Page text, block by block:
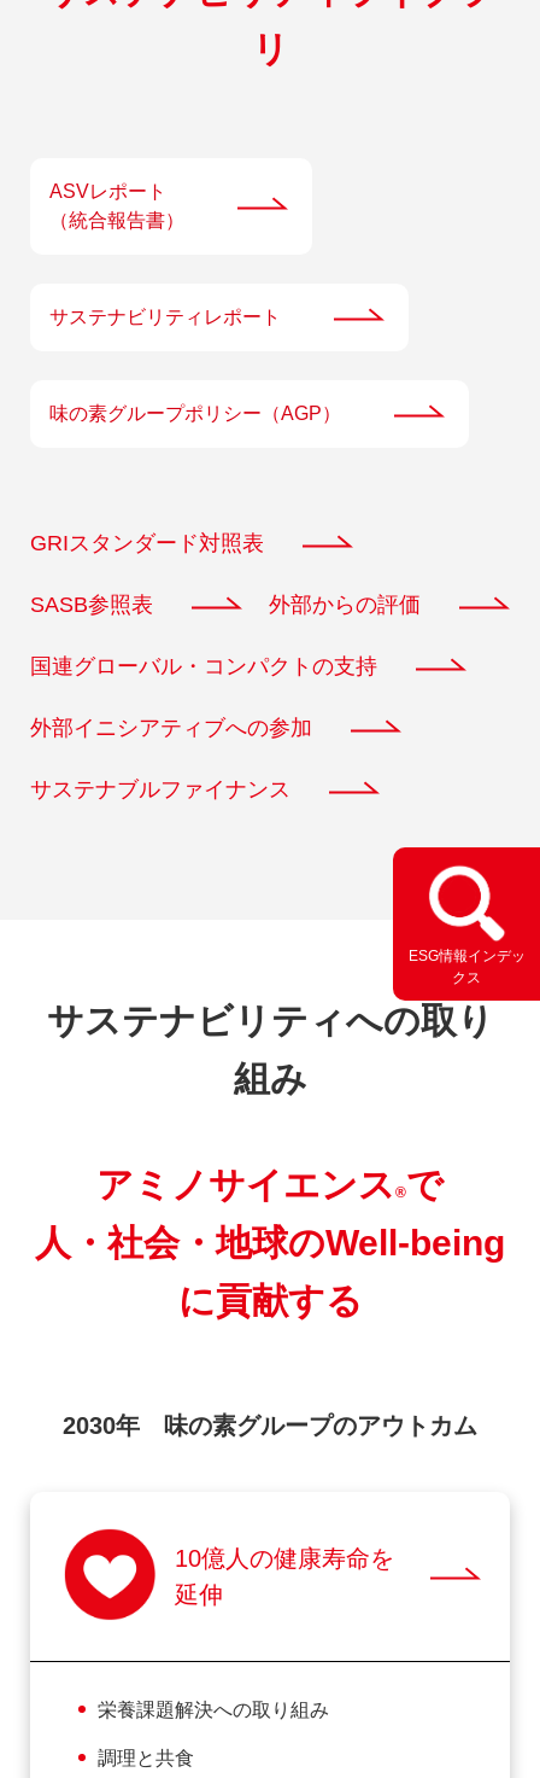
リ
ASVレポート
（統合報告書）
サステナビリティレポート
味の素グループポリシー（AGP）
GRIスタンダード対照表
SASB参照表 外部からの評価
国連グローバル・コンパクトの支持
外部イニシアティブへの参加
サステナブルファイナンス
サステナビリティへの取り
組み
アミノサイエンス ®で
人・社会・地球のWell-being
に貢献する
2030年 味の素グループのアウトカム
10億人の健康寿命を
延伸
栄養課題解決への取り組み
調理と共食
ESG情報インデッ
クス